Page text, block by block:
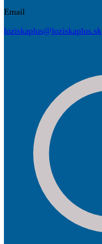
Email
loziskaplus@loziskaplus.sk